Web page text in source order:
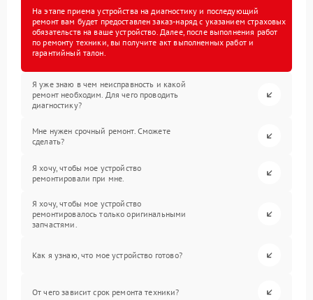
На этапе приема устройства на диагностику и последующий
ремонт вам будет предоставлен заказ-наряд с указанием страховых
обязательств на ваше устройство. Далее, после выполнения работ
по ремонту техники, вы получите акт выполненных работ и
гарантийный талон.
Я уже знаю в чем неисправность и какой
ремонт необходим. Для чего проводить
диагностику?
Мне нужен срочный ремонт. Сможете
сделать?
Я хочу, чтобы мое устройство
ремонтировали при мне.
Я хочу, чтобы мое устройство
ремонтировалось только оригинальными
запчастями.
Как я узнаю, что мое устройство готово?
От чего зависит срок ремонта техники?